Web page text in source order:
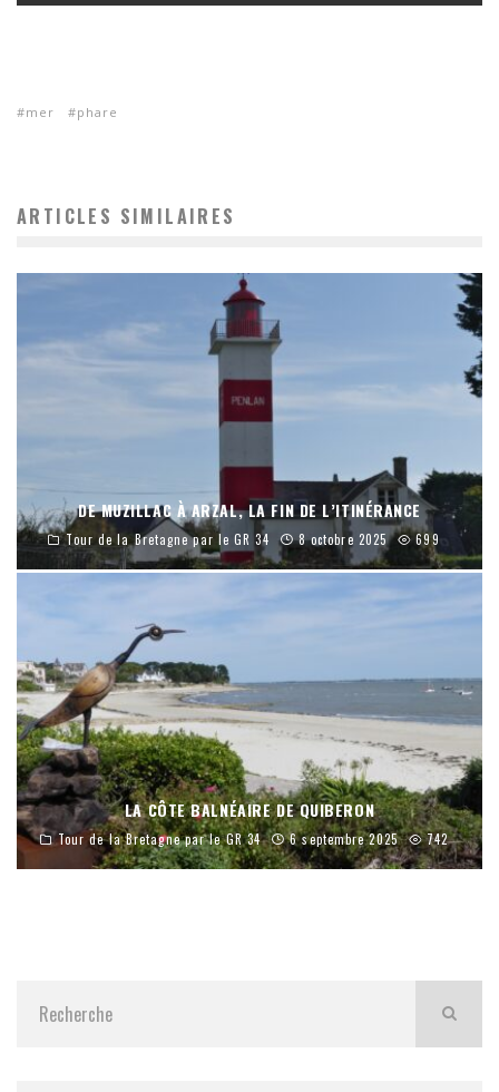
mer phare
ARTICLES SIMILAIRES
DE MUZILLAC À ARZAL, LA FIN DE L’ITINÉRANCE
Tour de la Bretagne par le GR 34 8 octobre 2025 699
LA CÔTE BALNÉAIRE DE QUIBERON
Tour de la Bretagne par le GR 34 6 septembre 2025 742